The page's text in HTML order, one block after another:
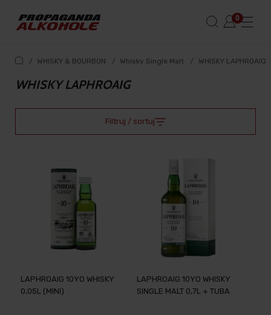
/ WHISKY & BOURBON / Whisky Single Malt / WHISKY LAPHROAIG
WHISKY LAPHROAIG
Filtruj / sortuj
LAPHROAIG 10YO WHISKY
0,05L (MINI)
LAPHROAIG 10YO WHISKY
SINGLE MALT 0,7L + TUBA